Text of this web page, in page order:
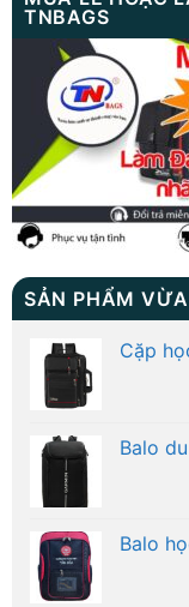
TNBAGS
SẢN PHẨM
Cặp
Balo
Balo